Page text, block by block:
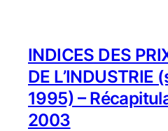
INDICES DES
DE L’INDUSTRIE
1995) –
2003